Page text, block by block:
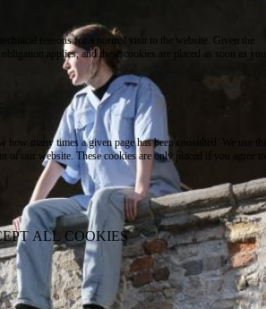
reasons for a normal visit to the website. Given the
applies, and these cookies are placed as soon as you
how many times a given page has been consulted. We use this
of our website. These cookies are only placed if you agree to
ALL COOKIES